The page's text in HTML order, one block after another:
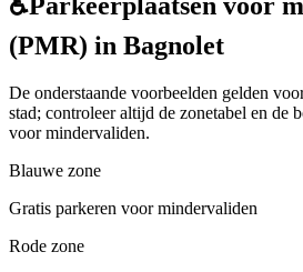
(PMR) in Bagnolet
De onderstaande voorbeelden gelden
stad; controleer altijd de zonetabel en de
voor mindervaliden.
Blauwe zone
Gratis parkeren voor mindervaliden
Rode zone